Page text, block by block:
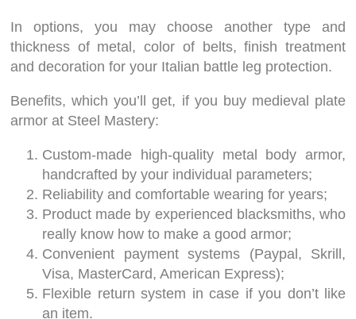
In options, you may choose another type and
thickness of metal, color of belts, finish treatment
and decoration for your Italian battle leg protection.
Benefits, which you’ll get, if you buy medieval plate
armor at Steel Mastery:
Custom-made high-quality metal body armor,
handcrafted by your individual parameters;
Reliability and comfortable wearing for years;
Product made by experienced blacksmiths, who
really know how to make a good armor;
Convenient payment systems (Paypal, Skrill,
Visa, MasterCard, American Express);
Flexible return system in case if you don’t like
an item.